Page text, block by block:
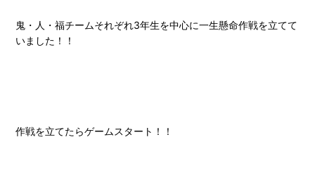
鬼・人・福チームそれぞれ3年生を中心に一生懸命作戦を立てて
いました！！
作戦を立てたらゲームスタート！！